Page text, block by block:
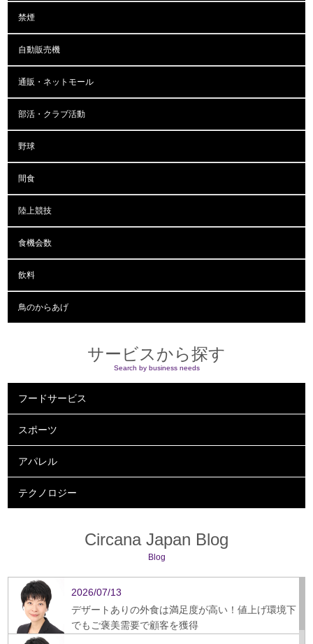
禁煙
自動販売機
通販・ネットモール
部活・クラブ活動
野球
間食
陸上競技
食機会数
飲料
鳥のからあげ
サービスから探す
Search by business needs
フードサービス
スポーツ
アパレル
テクノロジー
Circana Japan Blog
Blog
2026/07/13
デザートありの外食は満足度が高い！値上げ環境下
でもご褒美需要で顧客を獲得